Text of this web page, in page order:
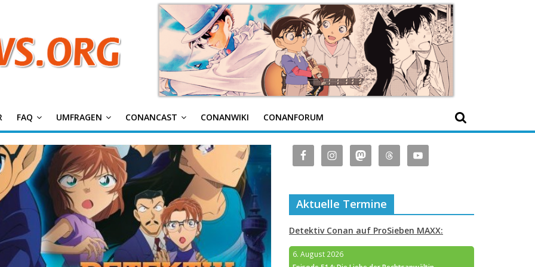
FAQ UMFRAGEN CONANCAST CONANWIKI CONANFORUM
Aktuelle Termine
Detektiv Conan auf ProSieben MAXX:
6. August 2026